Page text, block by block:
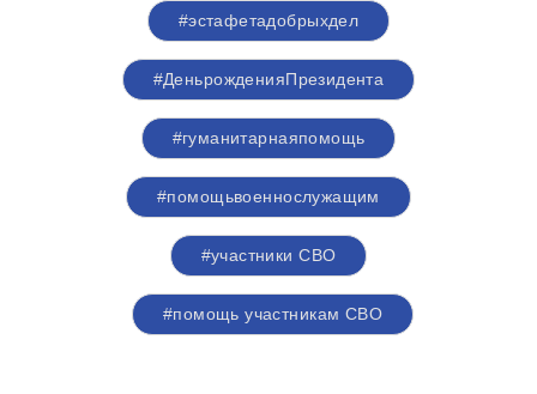
#эстафетадобрыхдел
#ДеньрожденияПрезидента
#гуманитарнаяпомощь
#помощьвоеннослужащим
#участники СВО
#помощь участникам СВО